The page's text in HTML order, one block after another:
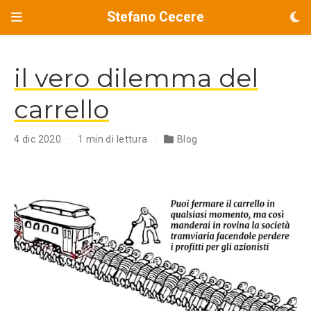
Stefano Cecere
il vero dilemma del
carrello
4 dic 2020 1 min di lettura Blog